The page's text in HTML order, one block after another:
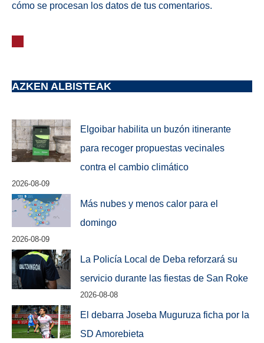
cómo se procesan los datos de tus comentarios.
AZKEN ALBISTEAK
Elgoibar habilita un buzón itinerante
para recoger propuestas vecinales
contra el cambio climático
2026-08-09
Más nubes y menos calor para el
domingo
2026-08-09
La Policía Local de Deba reforzará su
servicio durante las fiestas de San Roke
2026-08-08
El debarra Joseba Muguruza ficha por la
SD Amorebieta